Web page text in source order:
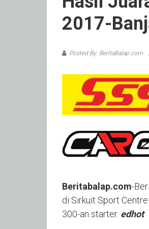
2017-
Posted By: BeritaBalap.com
Beritabalap.com-
di Sirkuit Sport
300-an starter. edhot